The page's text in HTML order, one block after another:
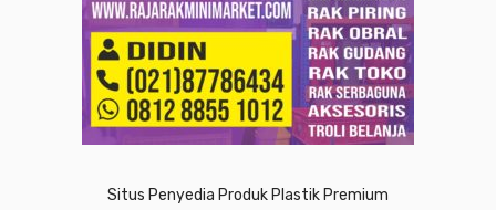
Situs Penyedia Produk Plastik Premium